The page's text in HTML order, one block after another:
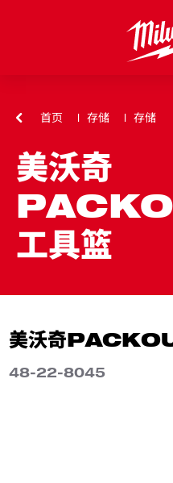
首页 存储 存储
美沃奇
工具篮
美沃奇
48-22-8045